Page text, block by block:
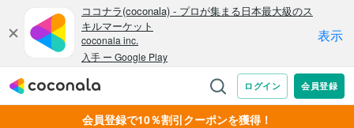
会員登録で10％割引クーポンを獲得！